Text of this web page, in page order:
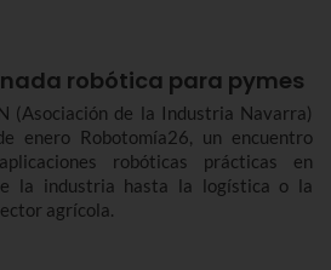
robótica para pymes
(Asociación de la Industria Navarra)
enero Robotomía26, un encuentro
robóticas prácticas en
la industria hasta la logística o la
agrícola.